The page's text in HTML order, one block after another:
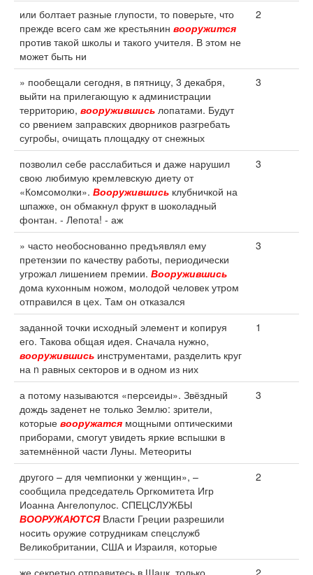
или болтает разные глупости, то поверьте, что
прежде всего сам же крестьянин вооружится
против такой школы и такого учителя. В этом не
может быть ни
2
» пообещали сегодня, в пятницу, 3 декабря,
выйти на прилегающую к администрации
территорию, вооружившись лопатами. Будут
со рвением заправских дворников разгребать
сугробы, очищать площадку от снежных
3
позволил себе расслабиться и даже нарушил
свою любимую кремлевскую диету от
«Комсомолки». Вооружившись клубничкой на
шпажке, он обмакнул фрукт в шоколадный
фонтан. - Лепота! - аж
3
» часто необоснованно предъявлял ему
претензии по качеству работы, периодически
угрожал лишением премии. Вооружившись
дома кухонным ножом, молодой человек утром
отправился в цех. Там он отказался
3
заданной точки исходный элемент и копируя
его. Такова общая идея. Сначала нужно,
вооружившись инструментами, разделить круг
на n равных секторов и в одном из них
1
а потому называются «персеиды». Звёздный
дождь заденет не только Землю: зрители,
которые вооружатся мощными оптическими
приборами, смогут увидеть яркие вспышки в
затемнённой части Луны. Метеориты
3
другого – для чемпионки у женщин», –
сообщила председатель Оргкомитета Игр
Иоанна Ангелопулос. СПЕЦСЛУЖБЫ
ВООРУЖАЮТСЯВласти Греции разрешили
носить оружие сотрудникам спецслужб
Великобритании, США и Израиля, которые
2
же секретно отправитесь в Шацк, только
2